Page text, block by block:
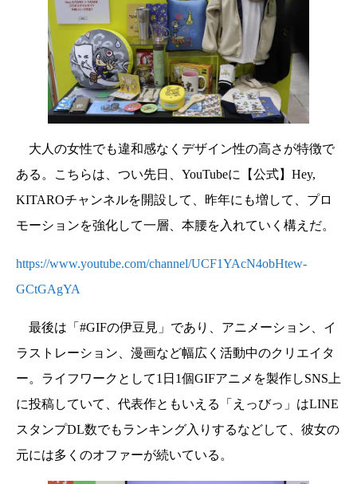
大人の女性でも違和感なくデザイン性の高さが特徴で
ある。こちらは、つい先日、YouTubeに【公式】Hey,
KITAROチャンネルを開設して、昨年にも増して、プロ
モーションを強化して一層、本腰を入れていく構えだ。
https://www.youtube.com/channel/UCF1YAcN4obHtew-
GCtGAgYA
最後は「#GIFの伊豆見」であり、アニメーション、イ
ラストレーション、漫画など幅広く活動中のクリエイタ
ー。ライフワークとして1日1個GIFアニメを製作しSNS上
に投稿していて、代表作ともいえる「えっびっ」はLINE
スタンプDL数でもランキング入りするなどして、彼女の
元には多くのオファーが続いている。